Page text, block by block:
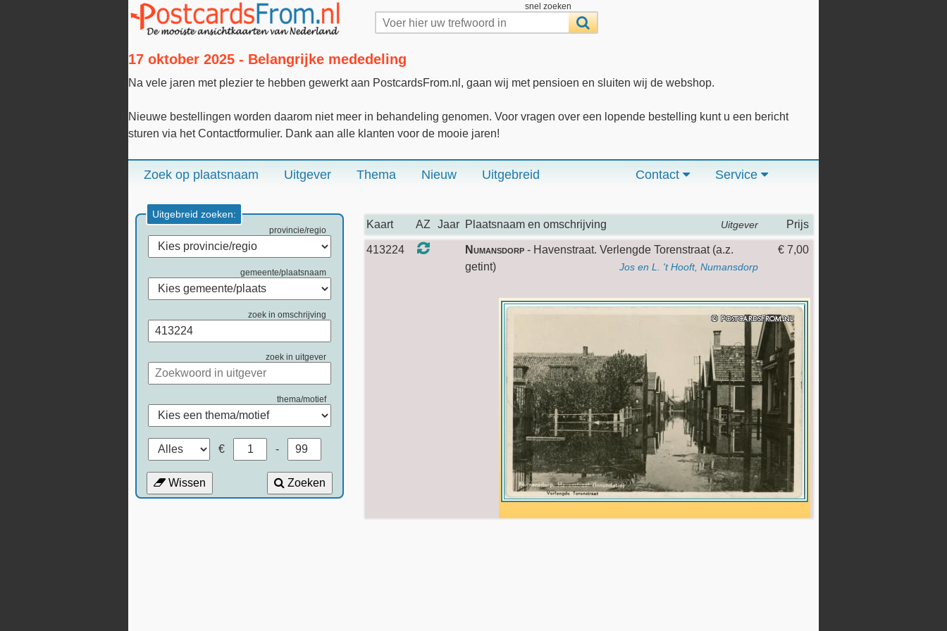
snel zoeken
17 oktober 2025 - Belangrijke mededeling
Na vele jaren met plezier te hebben gewerkt aan PostcardsFrom.nl, gaan wij met pensioen en sluiten wij de webshop.
Nieuwe bestellingen worden daarom niet meer in behandeling genomen. Voor vragen over een lopende bestelling kunt u een bericht
sturen via het Contactformulier. Dank aan alle klanten voor de mooie jaren!
Zoek op plaatsnaam Uitgever Thema Nieuw Uitgebreid Service
Contact
Uitgebreid zoeken:
provincie/regio
gemeente/plaatsnaam
zoek in omschrijving
zoek in uitgever
thema/motief
€ -
Wissen Zoeken
Kaart AZ Jaar Plaatsnaam en omschrijving Uitgever Prijs
413224 Numansdorp - Havenstraat. Verlengde Torenstraat (a.z.
getint)
Jos en L. 't Hooft, Numansdorp
€ 7,00